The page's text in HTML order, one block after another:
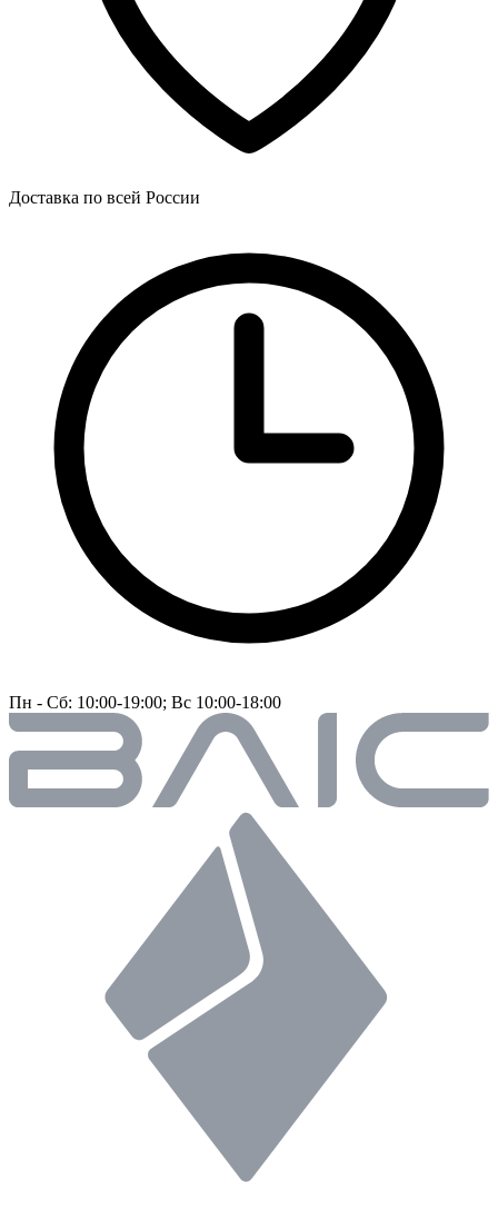
Доставка по всей России
Пн - Сб: 10:00-19:00; Вс 10:00-18:00